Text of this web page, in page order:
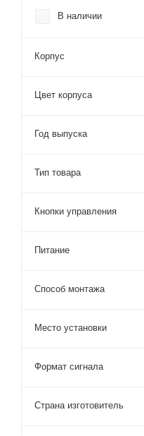
Vizit
В наличии
Корпус
Цвет корпуса
Год выпуска
Тип товара
Кнопки управления
Питание
Способ монтажа
Место установки
Формат сигнала
Страна изготовитель